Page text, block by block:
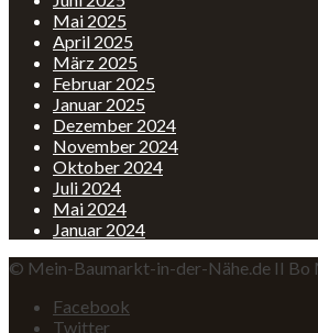
Mai 2025
April 2025
März 2025
Februar 2025
Januar 2025
Dezember 2024
November 2024
Oktober 2024
Juli 2024
Mai 2024
Januar 2024
© Mein-Baumarkt-in-der-Nähe.de II Bo
Facebook
Twitter